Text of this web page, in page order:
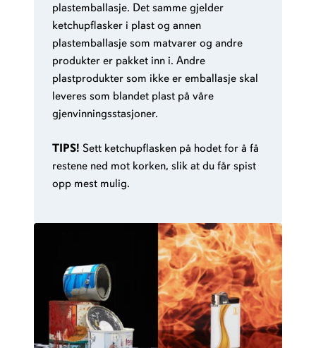
plastemballasje. Det samme gjelder
ketchupflasker i plast og annen
plastemballasje som matvarer og andre
produkter er pakket inn i. Andre
plastprodukter som ikke er emballasje skal
leveres som blandet plast på våre
gjenvinningsstasjoner.
TIPS! Sett ketchupflasken på hodet for å få
restene ned mot korken, slik at du får spist
opp mest mulig.